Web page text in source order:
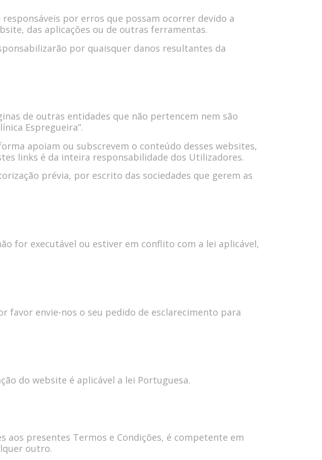
responsáveis por erros que possam ocorrer devido a
das aplicações ou de outras ferramentas.
por quaisquer danos resultantes da
de outras entidades que não pertencem nem são
Espregueira”.
apoiam ou subscrevem o conteúdo desses websites,
links é da inteira responsabilidade dos Utilizadores.
prévia, por escrito das sociedades que gerem as
for executável ou estiver em conflito com a lei aplicável,
favor envie-nos o seu pedido de esclarecimento para
do website é aplicável a lei Portuguesa.
presentes Termos e Condições, é competente em
outro.